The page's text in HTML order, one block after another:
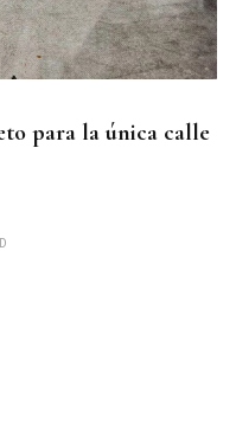
para la única calle